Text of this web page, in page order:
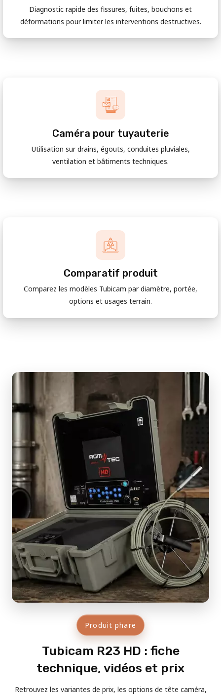
Diagnostic rapide des fissures, fuites, bouchons et
déformations pour limiter les interventions destructives.
Caméra pour tuyauterie
Utilisation sur drains, égouts, conduites pluviales,
ventilation et bâtiments techniques.
Comparatif produit
Comparez les modèles Tubicam par diamètre, portée,
options et usages terrain.
Produit phare
Tubicam R23 HD : fiche
technique, vidéos et prix
Retrouvez les variantes de prix, les options de tête caméra,